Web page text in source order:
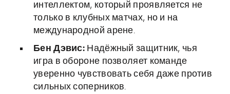
интеллектом, который проявляется не
только в клубных матчах, но и на
международной арене.
Бен Дэвис: Надёжный защитник, чья
игра в обороне позволяет команде
уверенно чувствовать себя даже против
сильных соперников.